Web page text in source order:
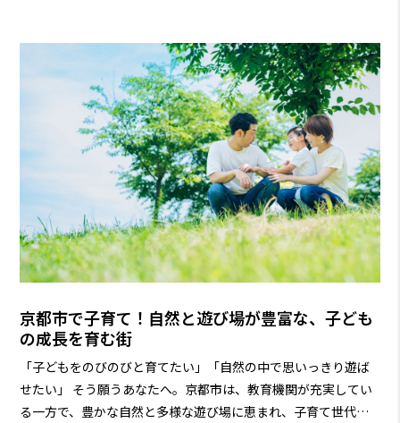
京都市で子育て！自然と遊び場が豊富な、子ども
の成長を育む街
「子どもをのびのびと育てたい」「自然の中で思いっきり遊ば
せたい」 そう願うあなたへ。京都市は、教育機関が充実してい
る一方で、豊かな自然と多様な遊び場に恵まれ、子育て世代を